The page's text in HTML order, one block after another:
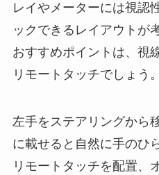
レイやメーターには視認
ックできるレイアウトが
おすすめポイントは、視
リモートタッチでしょう。
左手をステアリングから
に載せると自然に手のひ
リモートタッチを配置、